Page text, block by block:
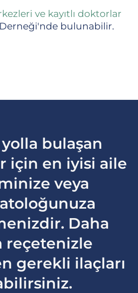
ve kayıtlı doktorlar
bulunabilir.
bulaşan
için en iyisi aile
veya
Daha
reçetenizle
gerekli ilaçları